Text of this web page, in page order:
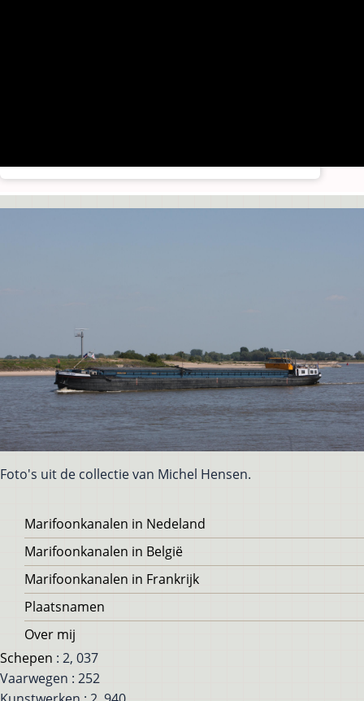
Foto's uit de collectie van Michel Hensen.
Voet
Marifoonkanalen in Nedeland
Marifoonkanalen in België
Marifoonkanalen in Frankrijk
Plaatsnamen
Over mij
Schepen : 2, 037
Vaarwegen : 252